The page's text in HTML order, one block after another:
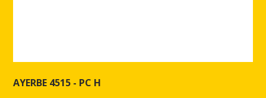
AYERBE 4515 - PC H